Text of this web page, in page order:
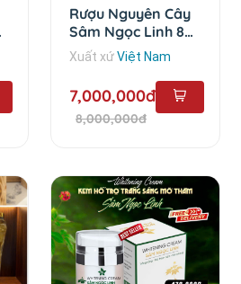
Rượu Nguyên Cây
Sâm Ngọc Linh 8
Năm - 3 lít
Xuất xứViệt Nam
7,000,000đ
8,000,000đ